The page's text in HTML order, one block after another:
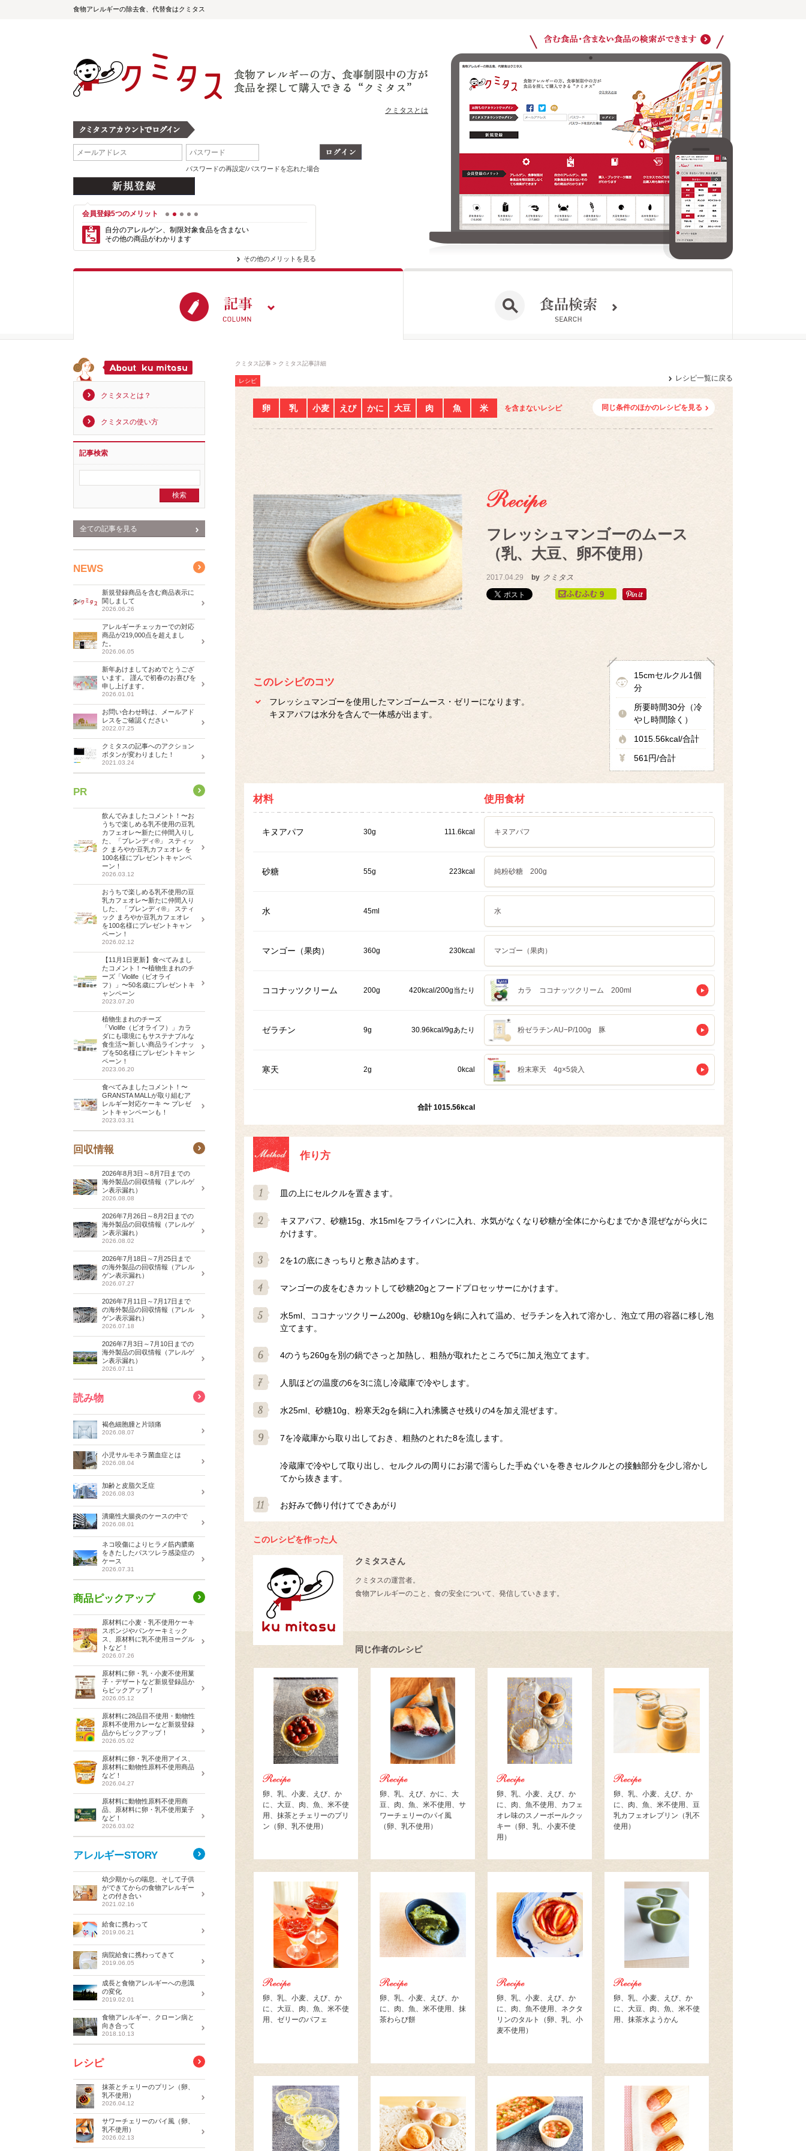
食物アレルギーの除去食、代替食はクミタス
クミタスとは
パスワードの再設定/パスワードを忘れた場合
会員登録5つのメリット 1 2 3 4
自分のアレルゲン、制限対象食品を含まない
その他の商品がわかります
購入・ブックマーク履歴がわかります クミタスでのご利用は商品購入時も無料です
その他のメリットを見る
クミタス記事 クミタス記事詳細
レシピ レシピ一覧に戻る
卵 乳 小麦 えび かに 大豆 肉 魚 米 を含まないレシピ 同じ条件のほかのレシピを見る
フレッシュマンゴーのムース
（乳、大豆、卵不使用）
2017.04.29 by クミタス
9
このレシピのコツ
フレッシュマンゴーを使用したマンゴームース・ゼリーになります。
キヌアパフは水分を含んで一体感が出ます。
15cmセルクル1個
分
所要時間30分（冷
やし時間除く）
1015.56kcal/合計
561円/合計
材料 使用食材
キヌアパフ 30g 111.6kcal キヌアパフ
砂糖 55g 223kcal 純粉砂糖 200g
水 45ml 水
マンゴー（果肉） 360g 230kcal マンゴー（果肉）
ココナッツクリーム 200g 420kcal/200g当たり カラ ココナッツクリーム 200ml
ゼラチン 9g 30.96kcal/9gあたり 粉ゼラチンAU−P/100g 豚
寒天 2g 0kcal 粉末寒天 4g×5袋入
合計 1015.56kcal
作り方
皿の上にセルクルを置きます。
キヌアパフ、砂糖15g、水15mlをフライパンに入れ、水気がなくなり砂糖が全体にからむまでかき混ぜながら火に
かけます。
2を1の底にきっちりと敷き詰めます。
マンゴーの皮をむきカットして砂糖20gとフードプロセッサーにかけます。
水5ml、ココナッツクリーム200g、砂糖10gを鍋に入れて温め、ゼラチンを入れて溶かし、泡立て用の容器に移し泡
立てます。
4のうち260gを別の鍋でさっと加熱し、粗熱が取れたところで5に加え泡立てます。
人肌ほどの温度の6を3に流し冷蔵庫で冷やします。
水25ml、砂糖10g、粉寒天2gを鍋に入れ沸騰させ残りの4を加え混ぜます。
7を冷蔵庫から取り出しておき、粗熱のとれた8を流します。
冷蔵庫で冷やして取り出し、セルクルの周りにお湯で濡らした手ぬぐいを巻きセルクルとの接触部分を少し溶かし
てから抜きます。
お好みで飾り付けてできあがり
このレシピを作った人
クミタスさん
クミタスの運営者。
食物アレルギーのこと、食の安全について、発信していきます。
同じ作者のレシピ
卵、乳、小麦、えび、か
に、大豆、肉、魚、米不使
用、抹茶とチェリーのプリ
ン（卵、乳不使用）
卵、乳、えび、かに、大
豆、肉、魚、米不使用、サ
ワーチェリーのパイ風
（卵、乳不使用）
卵、乳、小麦、えび、か
に、肉、魚不使用、カフェ
オレ味のスノーボールクッ
キー（卵、乳、小麦不使
用）
卵、乳、小麦、えび、か
に、肉、魚、米不使用、豆
乳カフェオレプリン（乳不
使用）
卵、乳、小麦、えび、か
に、大豆、肉、魚、米不使
用、ゼリーのパフェ
卵、乳、小麦、えび、か
に、肉、魚、米不使用、抹
茶わらび餅
卵、乳、小麦、えび、か
に、肉、魚不使用、ネクタ
リンのタルト（卵、乳、小
麦不使用）
卵、乳、小麦、えび、か
に、大豆、肉、魚、米不使
用、抹茶水ようかん
クミタスとは？
クミタスの使い方
記事検索
全ての記事を見る
NEWS
新規登録商品を含む商品表示に
関しまして
2026.06.26
アレルギーチェッカーでの対応
商品が219,000点を超えまし
た。
2026.06.05
新年あけましておめでとうござ
います。 謹んで初春のお喜びを
申し上げます。
2026.01.01
お問い合わせ時は、メールアド
レスをご確認ください
2022.07.25
クミタスの記事へのアクション
ボタンが変わりました！
2021.03.24
PR
飲んでみましたコメント！〜お
うちで楽しめる乳不使用の豆乳
カフェオレ〜新たに仲間入りし
た、「ブレンディ®」 スティッ
ク まろやか豆乳カフェオレ を
100名様にプレゼントキャンペ
ーン！
2026.03.12
おうちで楽しめる乳不使用の豆
乳カフェオレ〜新たに仲間入り
した、「ブレンディ®」 スティ
ック まろやか豆乳カフェオレ
を100名様にプレゼントキャン
ペーン！
2026.02.12
【11月1日更新】食べてみまし
たコメント！〜植物生まれのチ
ーズ「Violife（ビオライ
フ）」〜50名歳にプレゼントキ
ャンペーン
2023.07.20
植物生まれのチーズ
「Violife（ビオライフ）」カラ
ダにも環境にもサステナブルな
食生活〜新しい商品ラインナッ
プを50名様にプレゼントキャン
ペーン！
2023.06.20
食べてみましたコメント！〜
GRANSTA MALLが取り組むア
レルギー対応ケーキ 〜 プレゼ
ントキャンペーンも！
2023.03.31
回収情報
2026年8月3日～8月7日までの
海外製品の回収情報（アレルゲ
ン表示漏れ）
2026.08.08
2026年7月26日～8月2日までの
海外製品の回収情報（アレルゲ
ン表示漏れ）
2026.08.02
2026年7月18日～7月25日まで
の海外製品の回収情報（アレル
ゲン表示漏れ）
2026.07.27
2026年7月11日～7月17日まで
の海外製品の回収情報（アレル
ゲン表示漏れ）
2026.07.18
2026年7月3日～7月10日までの
海外製品の回収情報（アレルゲ
ン表示漏れ）
2026.07.11
読み物
褐色細胞腫と片頭痛
2026.08.07
小児サルモネラ菌血症とは
2026.08.04
加齢と皮脂欠乏症
2026.08.03
潰瘍性大腸炎のケースの中で
2026.08.01
ネコ咬傷によりヒラメ筋内膿瘍
をきたしたパスツレラ感染症の
ケース
2026.07.31
商品ピックアップ
原材料に小麦・乳不使用ケーキ
スポンジやパンケーキミック
ス、原材料に乳不使用ヨーグル
トなど！
2026.07.26
原材料に卵・乳・小麦不使用菓
子・デザートなど新規登録品か
らピックアップ！
2026.05.12
原材料に28品目不使用・動物性
原料不使用カレーなど新規登録
品からピックアップ！
2026.05.02
原材料に卵・乳不使用アイス、
原材料に動物性原料不使用商品
など！
2026.04.27
原材料に動物性原料不使用商
品、原材料に卵・乳不使用菓子
など！
2026.03.02
アレルギーSTORY
幼少期からの喘息、そして子供
ができてからの食物アレルギー
との付き合い
2021.02.16
給食に携わって
2019.06.21
病院給食に携わってきて
2019.06.05
成長と食物アレルギーへの意識
の変化
2019.02.01
食物アレルギー、クローン病と
向き合って
2018.10.13
レシピ
抹茶とチェリーのプリン（卵、
乳不使用）
2026.04.12
サワーチェリーのパイ風（卵、
乳不使用）
2026.02.13